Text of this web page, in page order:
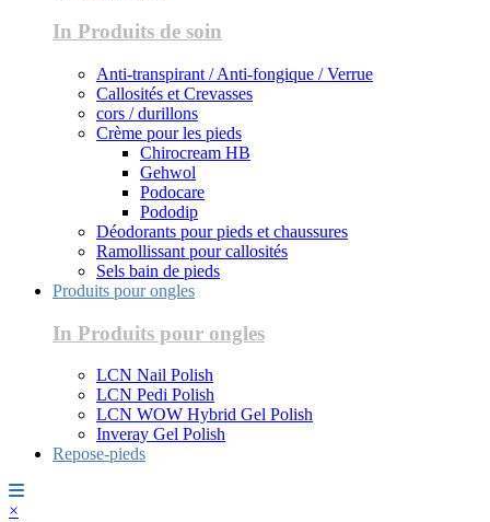
In Produits de soin
Anti-transpirant / Anti-fongique / Verrue
Callosités et Crevasses
cors / durillons
Crème pour les pieds
Chirocream HB
Gehwol
Podocare
Pododip
Déodorants pour pieds et chaussures
Ramollissant pour callosités
Sels bain de pieds
Produits pour ongles
In Produits pour ongles
LCN Nail Polish
LCN Pedi Polish
LCN WOW Hybrid Gel Polish
Inveray Gel Polish
Repose-pieds
×